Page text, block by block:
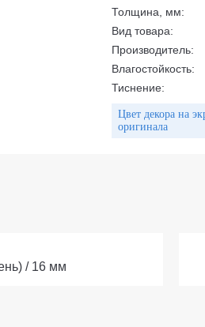
Толщина, мм:
Вид товара:
Производитель:
Влагостойкость:
Тиснение:
Цвет декора на
оригинала
/ 16 мм